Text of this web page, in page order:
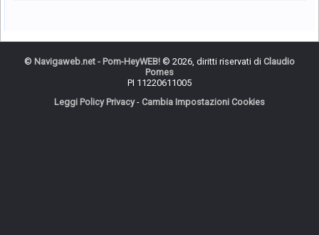
© Navigaweb.net - Pom-HeyWEB! © 2026, diritti riservati di Claudio
Pomes
PI 11220611005
Leggi Policy Privacy- Cambia Impostazioni Cookies